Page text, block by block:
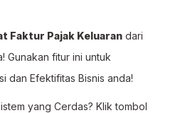
Faktur Pajak Keluaran dari
Gunakan fitur ini untuk
dan Efektifitas Bisnis anda!
yang Cerdas? Klik tombol